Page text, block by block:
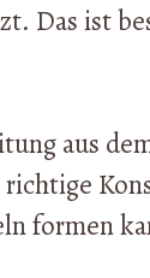
Das ist
aus
formen